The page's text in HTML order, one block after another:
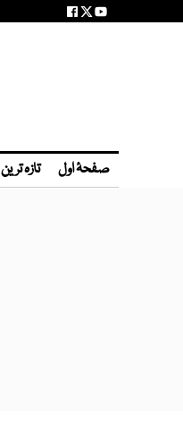
صفحۂ اول تازہ ترین